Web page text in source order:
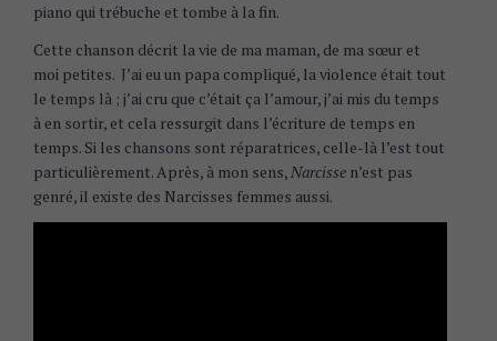
piano qui trébuche et tombe à la fin.
Cette chanson décrit la vie de ma maman, de ma sœur et
moi petites. J’ai eu un papa compliqué, la violence était tout
le temps là ; j’ai cru que c’était ça l’amour, j’ai mis du temps
à en sortir, et cela ressurgit dans l’écriture de temps en
temps. Si les chansons sont réparatrices, celle-là l’est tout
particulièrement. Après, à mon sens,Narcisse n’est pas
genré, il existe des Narcisses femmes aussi.